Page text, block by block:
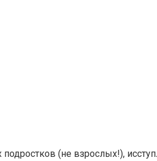
(не взрослых!),